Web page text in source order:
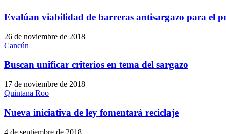
Evalúan viabilidad de barreras antisargazo para el
26 de noviembre de 2018
Cancún
Buscan unificar criterios en tema del sargazo
17 de noviembre de 2018
Quintana Roo
Nueva iniciativa de ley fomentará reciclaje
4 de septiembre de 2018